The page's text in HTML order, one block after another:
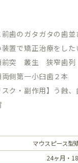
歯のガタガタの歯並
置で矯正治療をした
前突 叢生 狭窄歯列
側第一小臼歯２本
スク・副作用】う蝕、
マウスピース型
24ヶ月・